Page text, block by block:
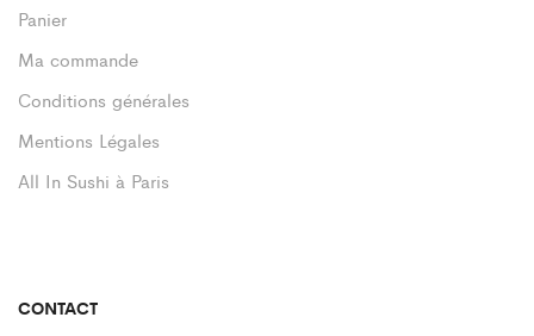
Panier
Ma commande
Conditions générales
Mentions Légales
All In Sushi à Paris
CONTACT